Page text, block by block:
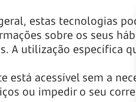
estas tecnologias
sobre os seus
A utilização específica
está acessível sem a
ou impedir o seu